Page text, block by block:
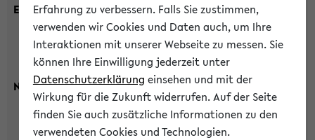
Einrichtung:
Nachname:
Erfahrung zu verbessern. Falls Sie zustimmen,
verwenden wir Cookies und Daten auch, um Ihre
Interaktionen mit unserer Webseite zu messen. Sie
können Ihre Einwilligung jederzeit unter
Datenschutzerklärung einsehen und mit der
Wirkung für die Zukunft widerrufen. Auf der Seite
finden Sie auch zusätzliche Informationen zu den
verwendeten Cookies und Technologien.